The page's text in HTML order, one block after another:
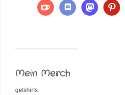
Mein Merch
getshirts